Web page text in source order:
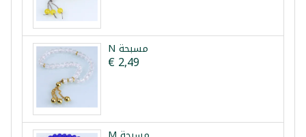
N مسبحة
€ 2,49